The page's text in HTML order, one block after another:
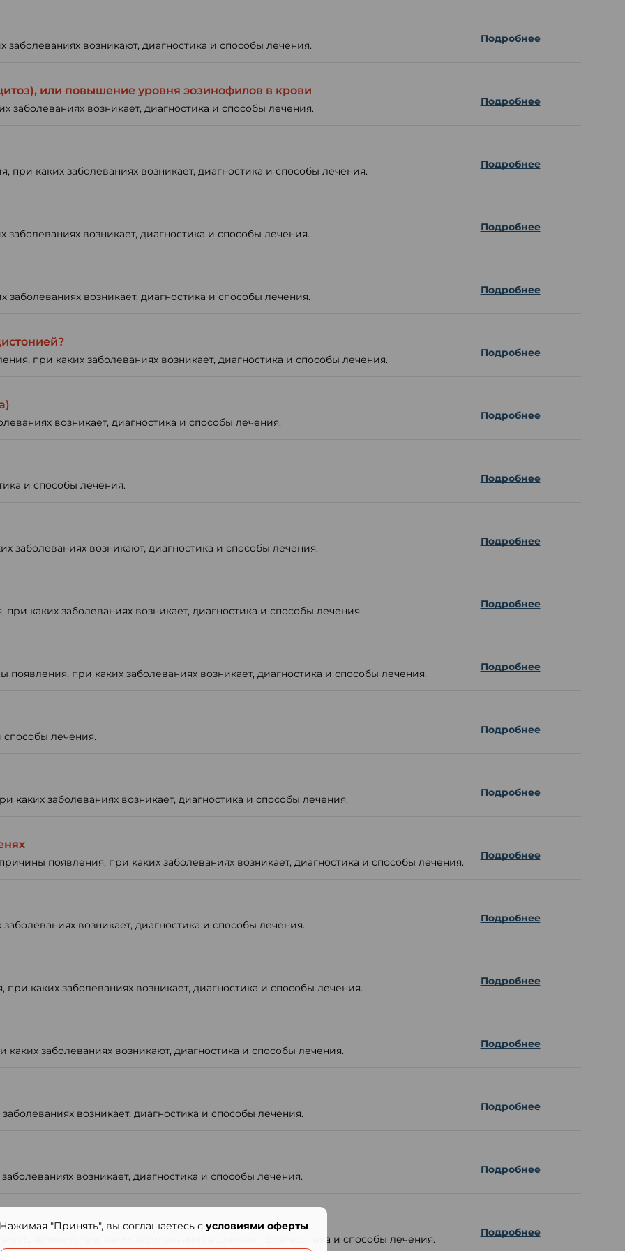
возникают, диагностика и способы лечения.
Подробнее
или повышение уровня эозинофилов в крови
возникает, диагностика и способы лечения.
Подробнее
каких заболеваниях возникает, диагностика и способы лечения.
Подробнее
возникает, диагностика и способы лечения.
Подробнее
возникает, диагностика и способы лечения.
Подробнее
при каких заболеваниях возникает, диагностика и способы лечения.
Подробнее
возникает, диагностика и способы лечения.
Подробнее
и способы лечения.
Подробнее
заболеваниях возникают, диагностика и способы лечения.
Подробнее
каких заболеваниях возникает, диагностика и способы лечения.
Подробнее
при каких заболеваниях возникает, диагностика и способы лечения.
Подробнее
лечения.
Подробнее
заболеваниях возникает, диагностика и способы лечения.
Подробнее
появления, при каких заболеваниях возникает, диагностика и способы лечения.
Подробнее
возникает, диагностика и способы лечения.
Подробнее
каких заболеваниях возникает, диагностика и способы лечения.
Подробнее
заболеваниях возникают, диагностика и способы лечения.
Подробнее
возникает, диагностика и способы лечения.
Подробнее
возникает, диагностика и способы лечения.
Подробнее
появления, при каких заболеваниях возникает, диагностика и способы лечения.
Подробнее
Нажимая "Принять", вы соглашаетесь с условиями оферты .